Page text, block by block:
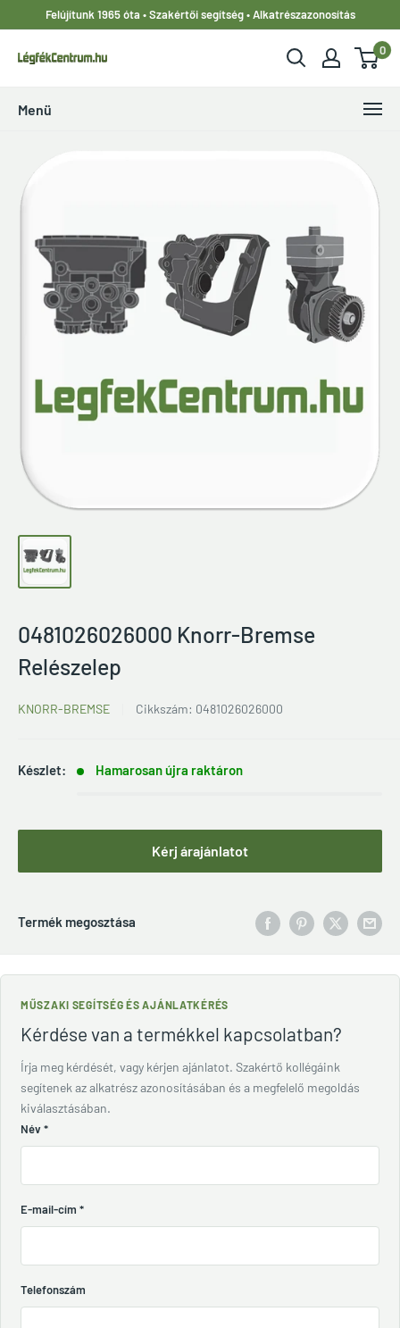
tartalomhoz
Felújítunk 1965 óta • Szakértői segítség • Alkatrészazonosítás
LegfekCentrum.hu
0
Menü
0481026026000 Knorr-Bremse
Relészelep
KNORR-BREMSE Cikkszám: 0481026026000
Készlet: Hamarosan újra raktáron
Kérj árajánlatot
Termék megosztása
MŰSZAKI SEGÍTSÉG ÉS AJÁNLATKÉRÉS
Kérdése van a termékkel kapcsolatban?
Írja meg kérdését, vagy kérjen ajánlatot. Szakértő kollégáink
segítenek az alkatrész azonosításában és a megfelelő megoldás
kiválasztásában.
Név *
E-mail-cím *
Telefonszám